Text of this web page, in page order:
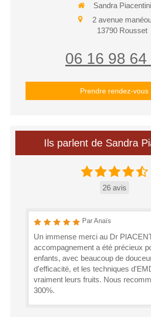
Sandra Piacentini
2 avenue
13790 Rousset
06 16 98 64
Prendre rendez-vous
Ils parlent de Sandra
26 avis
Par Anaïs
Un immense merci au Dr
accompagnement a été précieux
enfants, avec beaucoup de
d'efficacité, et les techniques
vraiment leurs fruits. Nous
300%.